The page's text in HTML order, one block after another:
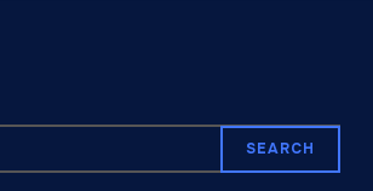
SEARCH